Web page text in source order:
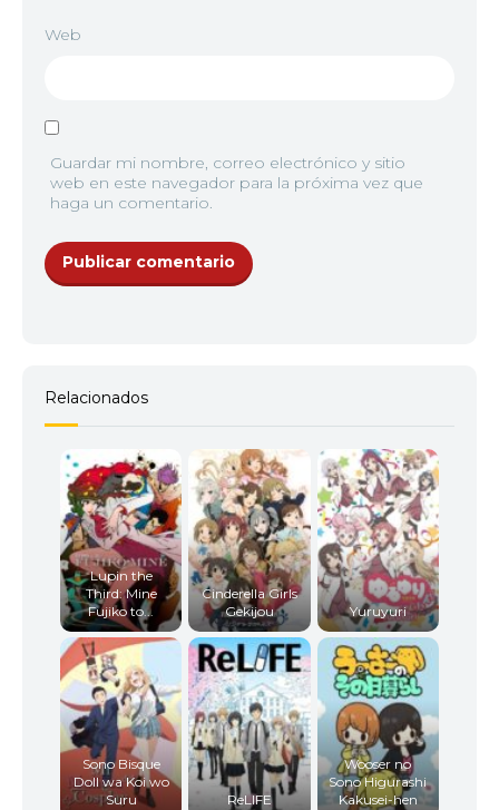
Web
Guardar mi nombre, correo electrónico y sitio
web en este navegador para la próxima vez que
haga un comentario.
Relacionados
Lupin the
Third: Mine
Fujiko to...
Cinderella Girls
Gekijou
Yuruyuri
Sono Bisque
Doll wa Koi wo
Suru
ReLIFE
Wooser no
Sono Higurashi
Kakusei-hen